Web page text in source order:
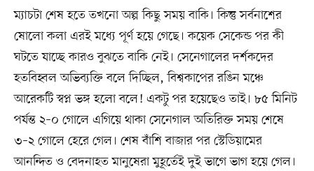
ম্যাচটা শেষ হতে তখনো অল্প কিছু সময় বাকি। কিন্তু সর্বনাশের
ষোলো কলা এরই মধ্যে পূর্ণ হয়ে গেছে। কয়েক সেকেন্ড পর কী
ঘটতে যাচ্ছে কারও বুঝতে বাকি নেই। সেনেগালের দর্শকদের
হতবিহ্বল অভিব্যক্তি বলে দিচ্ছিল, বিশ্বকাপের রঙিন মঞ্চে
আরেকটি স্বপ্ন ভঙ্গ হলো বলে! একটু পর হয়েছেও তাই। ৮৫ মিনিট
পর্যন্ত ২–০ গোলে এগিয়ে থাকা সেনেগাল অতিরিক্ত সময় শেষে
৩–২ গোলে হেরে গেল। শেষ বাঁশি বাজার পর স্টেডিয়ামের
আনন্দিত ও বেদনাহত মানুষেরা মুহূর্তেই দুই ভাগে ভাগ হয়ে গেল।